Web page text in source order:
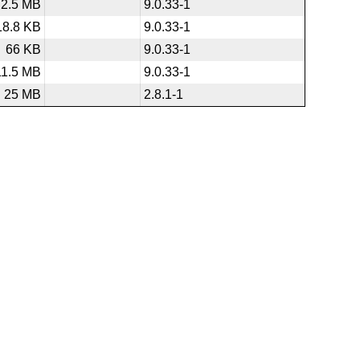
2.5 MB
9.0.33-1
KB
9.0.33-1
66 KB
9.0.33-1
MB
9.0.33-1
25 MB
2.8.1-1